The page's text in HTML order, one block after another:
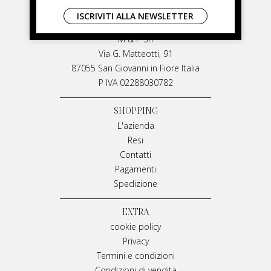
LIVIANA MIRARCHI
M & P Srl
Via G. Matteotti, 91
87055 San Giovanni in Fiore Italia
P IVA 02288030782
SHOPPING
L'azienda
Resi
Contatti
Pagamenti
Spedizione
EXTRA
cookie policy
Privacy
Termini e condizioni
ISCRIVITI ALLA NEWSLETTER